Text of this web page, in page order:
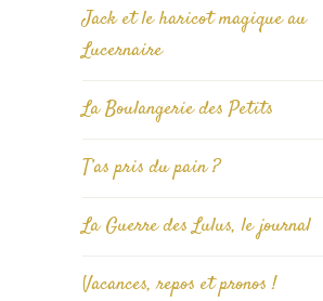
Jack et le haricot magique au
Lucernaire
La Boulangerie des Petits
T’as pris du pain ?
La Guerre des Lulus, le journal
Vacances, repos et pronos !